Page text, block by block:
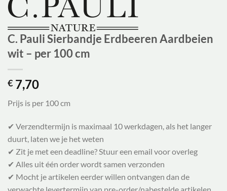
C. Pauli Sierbandje Erdbeeren Aardbeien
wit – per 100 cm
€ 7,70
Prijs is per 100 cm
✔ Verzendtermijn is maximaal 10 werkdagen, als het langer
duurt, laten we je het weten
✔ Zit je met een deadline? Stuur een email voor overleg
✔ Alles uit één order wordt samen verzonden
✔ Mocht je artikelen eerder willen ontvangen dan de